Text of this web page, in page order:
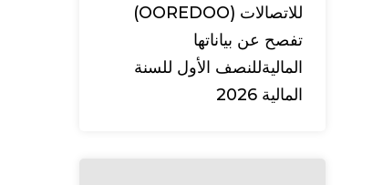
للاتصالات (OOREDOO)
تفصح عن بياناتها
الماليةللنصف الأول للسنة
المالية 2026